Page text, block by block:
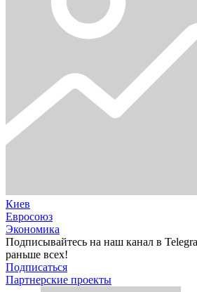
Киев
Евросоюз
Экономика
Подписывайтесь на наш канал в
раньше всех!
Подписаться
Партнерские проекты